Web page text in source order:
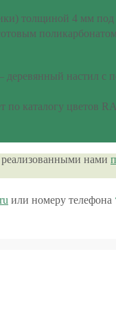
толщиной 4 мм
деревянный настил с
каталогу цветов
нами
или номеру телефона